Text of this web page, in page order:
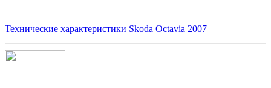
Технические характеристики Skoda Octavia 2007